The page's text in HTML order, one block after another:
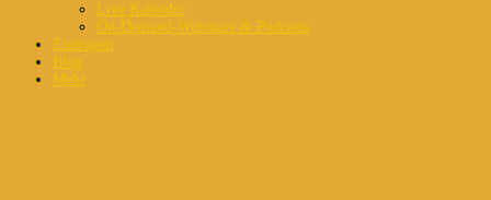
Live Kalender
On-Demand-Webinare & Podcasts
Eintragen
Blog
Mehr